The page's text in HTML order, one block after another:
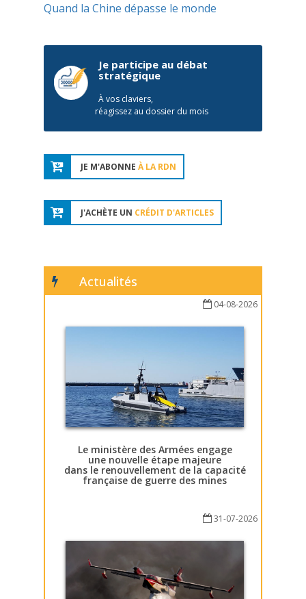
Quand la Chine dépasse le monde
Je participe au débat
stratégique
À vos claviers,
réagissez au dossier du mois
JE M'ABONNE À LA RDN
J'ACHÈTE UN CRÉDIT D'ARTICLES
Actualités
04-08-2026
Le ministère des Armées engage
une nouvelle étape majeure
dans le renouvellement de la capacité
française de guerre des mines
31-07-2026